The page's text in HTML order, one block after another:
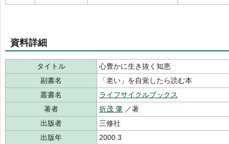
資料詳細
タイトル
心豊かに生き抜く知恵
副書名
「老い」を自覚したら読む本
叢書名
ライフサイクルブックス
著者
折茂 肇 ／著
出版者
三修社
出版年
2000.3